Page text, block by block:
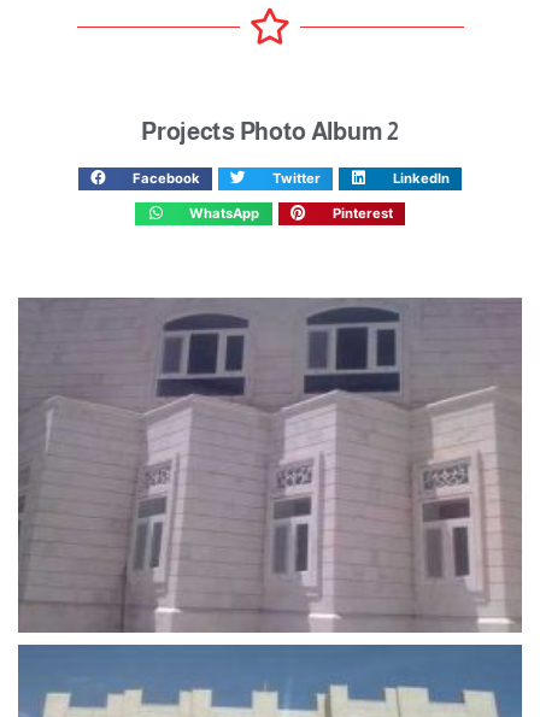
Projects Photo Album 2
Facebook Twitter LinkedIn
WhatsApp Pinterest